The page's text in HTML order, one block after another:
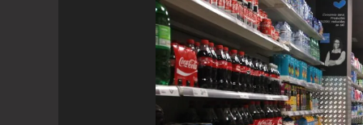
de
la
recogida
de
residuos